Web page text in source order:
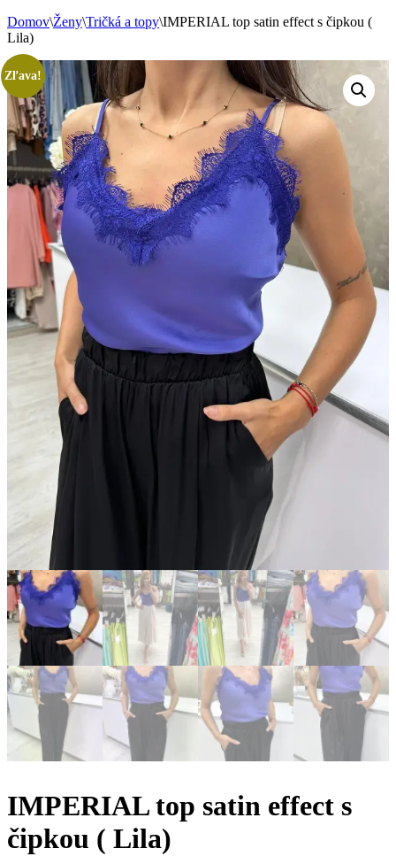
Domov\Ženy\Tričká a topy\IMPERIAL top satin effect s čipkou (
Lila)
Zľava!
IMPERIAL top satin effect s
čipkou ( Lila)